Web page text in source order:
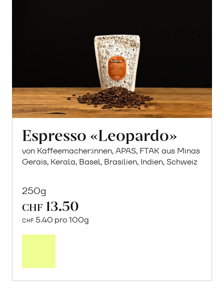
Espresso «Leopardo»
von Kaffeemacher:innen, APAS, FTAK aus Minas
Gerais, Kerala, Basel, Brasilien, Indien, Schweiz
250g
CHF 13.50
CHF 5.40 pro 100g